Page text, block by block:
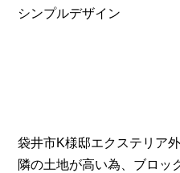
シンプルデザイン
袋井市K様邸エクステリア
隣の土地が高い為、ブロッ